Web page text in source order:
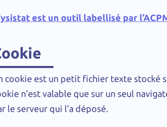
est un outil labellisé par
cookie est un petit fichier texte stocké
n’est valable que sur un seul
le serveur qui l’a déposé.